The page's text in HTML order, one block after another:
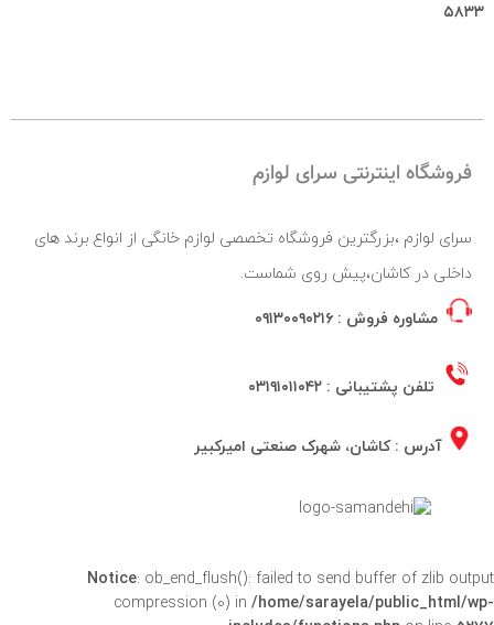
۵۸۳۳
فروشگاه اینترنتی سرای لوازم
سرای لوازم ،بزرگترین فروشگاه تخصصی لوازم خانگی از انواع برند های
داخلی در کاشان،پیش روی شماست.
مشاوره فروش : ۰۹۱۳۰۰۹۰۲۱۶
تلفن پشتیبانی : ۰۳۱۹۱۰۱۱۰۴۲
آدرس : کاشان، شهرک صنعتی امیرکبیر
Notice: ob_end_flush(): failed to send buffer of zlib output
compression (0) in /home/sarayela/public_html/wp-